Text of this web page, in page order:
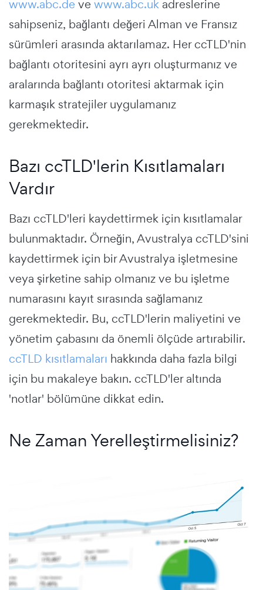
www.abc.de ve www.abc.uk adreslerine
sahipseniz, bağlantı değeri Alman ve Fransız
sürümleri arasında aktarılamaz. Her ccTLD'nin
bağlantı otoritesini ayrı ayrı oluşturmanız ve
aralarında bağlantı otoritesi aktarmak için
karmaşık stratejiler uygulamanız
gerekmektedir.
Bazı ccTLD'lerin Kısıtlamaları
Vardır
Bazı ccTLD'leri kaydettirmek için kısıtlamalar
bulunmaktadır. Örneğin, Avustralya ccTLD'sini
kaydettirmek için bir Avustralya işletmesine
veya şirketine sahip olmanız ve bu işletme
numarasını kayıt sırasında sağlamanız
gerekmektedir. Bu, ccTLD'lerin maliyetini ve
yönetim çabasını da önemli ölçüde artırabilir.
ccTLD kısıtlamaları hakkında daha fazla bilgi
için bu makaleye bakın. ccTLD'ler altında
'notlar' bölümüne dikkat edin.
Ne Zaman Yerelleştirmelisiniz?